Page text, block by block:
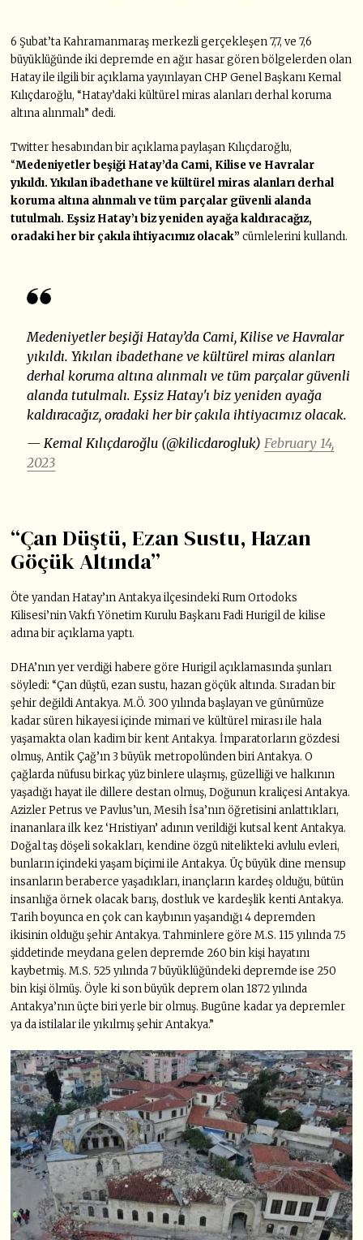
6 Şubat’ta Kahramanmaraş merkezli gerçekleşen 7,7, ve 7,6
büyüklüğünde iki depremde en ağır hasar gören bölgelerden olan
Hatay ile ilgili bir açıklama yayınlayan CHP Genel Başkanı Kemal
Kılıçdaroğlu, “Hatay’daki kültürel miras alanları derhal koruma
altına alınmalı” dedi.
Twitter hesabından bir açıklama paylaşan Kılıçdaroğlu,
“Medeniyetler beşiği Hatay’da Cami, Kilise ve Havralar
yıkıldı. Yıkılan ibadethane ve kültürel miras alanları derhal
koruma altına alınmalı ve tüm parçalar güvenli alanda
tutulmalı. Eşsiz Hatay’ı biz yeniden ayağa kaldıracağız,
oradaki her bir çakıla ihtiyacımız olacak” cümlelerini kullandı.
Medeniyetler beşiği Hatay’da Cami, Kilise ve Havralar
yıkıldı. Yıkılan ibadethane ve kültürel miras alanları
derhal koruma altına alınmalı ve tüm parçalar güvenli
alanda tutulmalı. Eşsiz Hatay'ı biz yeniden ayağa
kaldıracağız, oradaki her bir çakıla ihtiyacımız olacak.
— Kemal Kılıçdaroğlu (@kilicdarogluk) February 14,
2023
“Çan Düştü, Ezan Sustu, Hazan
Göçük Altında”
Öte yandan Hatay’ın Antakya ilçesindeki Rum Ortodoks
Kilisesi’nin Vakfı Yönetim Kurulu Başkanı Fadi Hurigil de kilise
adına bir açıklama yaptı.
DHA’nın yer verdiği habere göre Hurigil açıklamasında şunları
söyledi: “Çan düştü, ezan sustu, hazan göçük altında. Sıradan bir
şehir değildi Antakya. M.Ö. 300 yılında başlayan ve günümüze
kadar süren hikayesi içinde mimari ve kültürel mirası ile hala
yaşamakta olan kadim bir kent Antakya. İmparatorların gözdesi
olmuş, Antik Çağ’ın 3 büyük metropolünden biri Antakya. O
çağlarda nüfusu birkaç yüz binlere ulaşmış, güzelliği ve halkının
yaşadığı hayat ile dillere destan olmuş, Doğunun kraliçesi Antakya.
Azizler Petrus ve Pavlus’un, Mesih İsa’nın öğretisini anlattıkları,
inananlara ilk kez ‘Hristiyan’ adının verildiği kutsal kent Antakya.
Doğal taş döşeli sokakları, kendine özgü nitelikteki avlulu evleri,
bunların içindeki yaşam biçimi ile Antakya. Üç büyük dine mensup
insanların beraberce yaşadıkları, inançların kardeş olduğu, bütün
insanlığa örnek olacak barış, dostluk ve kardeşlik kenti Antakya.
Tarih boyunca en çok can kaybının yaşandığı 4 depremden
ikisinin olduğu şehir Antakya. Tahminlere göre M.S. 115 yılında 7.5
şiddetinde meydana gelen depremde 260 bin kişi hayatını
kaybetmiş. M.S. 525 yılında 7 büyüklüğündeki depremde ise 250
bin kişi ölmüş. Öyle ki son büyük deprem olan 1872 yılında
Antakya’nın üçte biri yerle bir olmuş. Bugüne kadar ya depremler
ya da istilalar ile yıkılmış şehir Antakya.”